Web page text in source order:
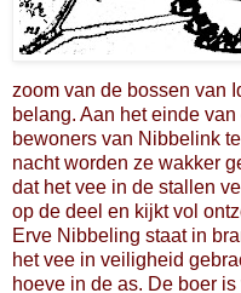
zoom van de bossen van
belang. Aan het einde
bewoners van Nibbelink
nacht worden ze wakker
dat het vee in de stallen
op de deel en kijkt vol
Erve Nibbeling staat in
het vee in veiligheid
hoeve in de as. De boer